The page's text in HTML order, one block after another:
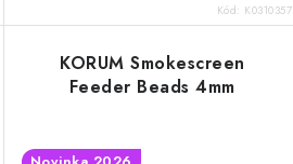
Kód: K0310357
KORUM Smokescreen
Feeder Beads 4mm